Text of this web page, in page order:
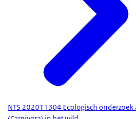
NTS 202011304 Ecologisch